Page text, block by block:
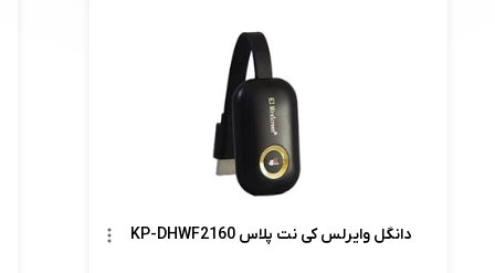
دانگل وایرلس کی نت پلاس KP-DHWF2160